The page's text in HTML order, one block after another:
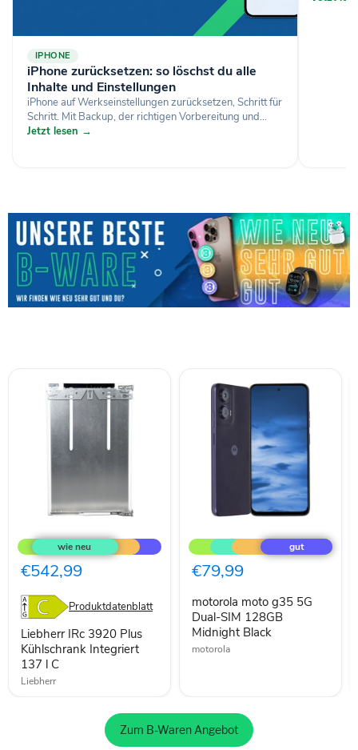
IPHONE
iPhone zurücksetzen: so löschst du alle
Inhalte und Einstellungen
iPhone auf Werkseinstellungen zurücksetzen, Schritt für
Schritt. Mit Backup, der richtigen Vorbereitung und...
Jetzt lesen →
IRc
3920
Plus
Kühlschrank
Integriert
137
C
€542,99
Produktdatenblatt
Liebherr IRc 3920 Plus
Kühlschrank Integriert
137 l C
Liebherr
moto
g35
5G
Dual-
128GB
Midnight
Black
€79,99
motorola moto g35 5G
Dual-SIM 128GB
Midnight Black
motorola
Zum B-Waren Angebot